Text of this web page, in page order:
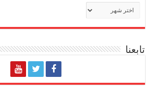
تابعنا